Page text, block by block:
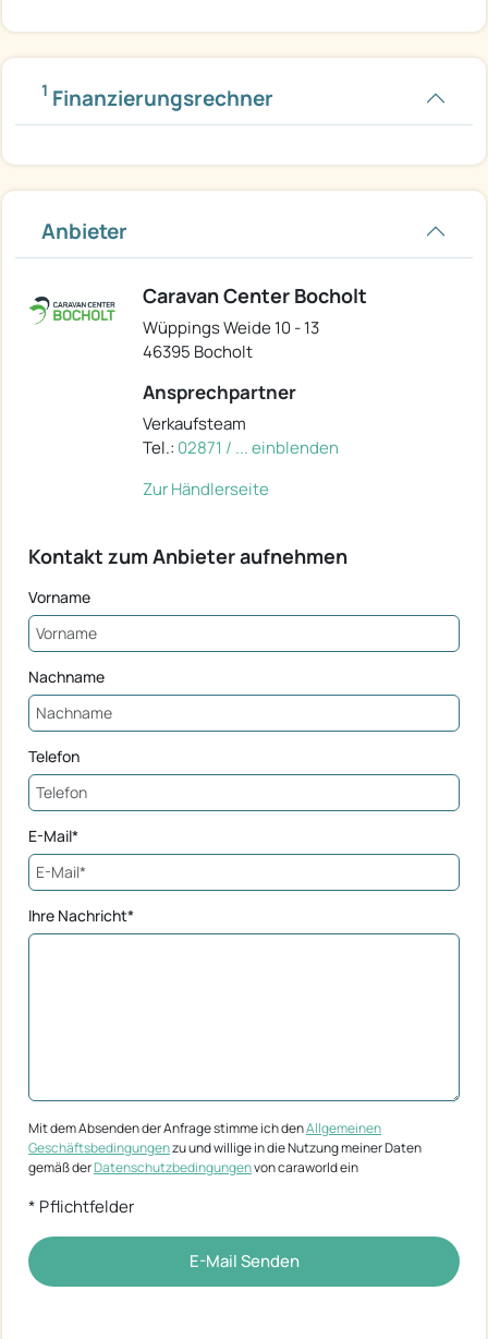
1 Finanzierungsrechner
Anbieter
Caravan Center Bocholt
Wüppings Weide 10 - 13
46395 Bocholt
Ansprechpartner
Verkaufsteam
Tel.: 02871 / ... einblenden
Zur Händlerseite
Kontakt zum Anbieter aufnehmen
Vorname
Nachname
Telefon
E-Mail*
Ihre Nachricht*
Mit dem Absenden der Anfrage stimme ich denAllgemeinen
Geschäftsbedingungenzu und willige in die Nutzung meiner Daten
gemäß derDatenschutzbedingungenvon caraworld ein
* Pflichtfelder
E-Mail Senden